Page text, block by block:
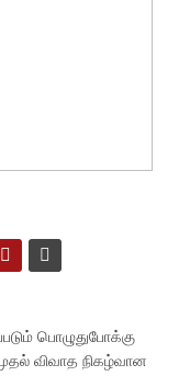
பொழுதுபோக்கு
விவாத நிகழ்வான